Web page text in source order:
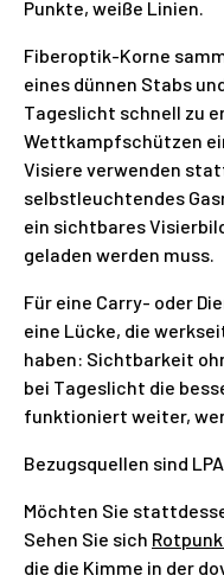
Punkte, weiße Linien.
Fiberoptik-Korne
eines dünnen Stabs
Tageslicht schnell zu
Wettkampfschützen
Visiere verwenden
selbstleuchtendes
ein sichtbares
geladen werden muss.
Für eine Carry- oder
eine Lücke, die
haben: Sichtbarkeit
bei Tageslicht die
funktioniert weiter,
Bezugsquellen sind
Möchten Sie
Sehen Sie sich
die die Kimme in der